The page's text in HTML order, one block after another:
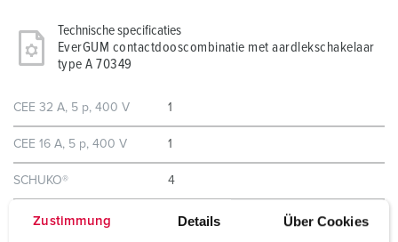
Zustimmung Details Über Cookies
Technische specificaties
EverGUM contactdooscombinatie met aardlekschakelaar
type A 70349
CEE 32 A, 5 p, 400 V 1
CEE 16 A, 5 p, 400 V 1
SCHUKO® 4
1 aardlekschakelaar 40A, 4p, 0,03A